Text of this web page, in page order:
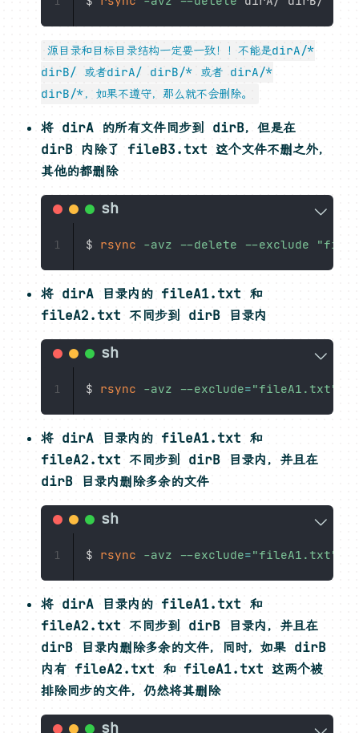
源目录和目标目录结构一定要一致！！不能是dirA/*
dirB/ 或者dirA/ dirB/* 或者 dirA/*
dirB/*，如果不遵守，那么就不会删除。
将 dirA 的所有文件同步到 dirB，但是在
dirB 内除了 fileB3.txt 这个文件不删之外，
其他的都删除
$ rsync -avz --delete --exclude
1
将 dirA 目录内的 fileA1.txt 和
fileA2.txt 不同步到 dirB 目录内
$ rsync -avz --exclude="fileA1.txt"
1
将 dirA 目录内的 fileA1.txt 和
fileA2.txt 不同步到 dirB 目录内，并且在
dirB 目录内删除多余的文件
$ rsync -avz --exclude="fileA1.txt"
1
将 dirA 目录内的 fileA1.txt 和
fileA2.txt 不同步到 dirB 目录内，并且在
dirB 目录内删除多余的文件，同时，如果 dirB
内有 fileA2.txt 和 fileA1.txt 这两个被
排除同步的文件，仍然将其删除